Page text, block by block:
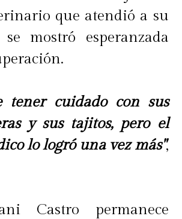
que atendió a su
mostró esperanzada
tener cuidado con sus
y sus tajitos, pero el
lo logró una vez más",
Castro permanece